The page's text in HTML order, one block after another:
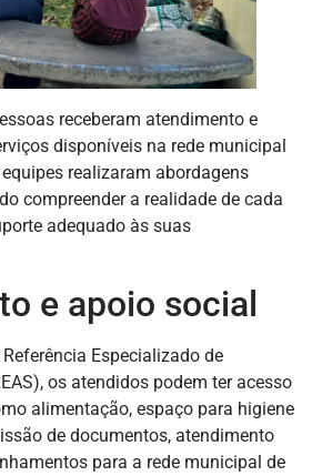
receberam atendimento e
disponíveis na rede municipal
realizaram abordagens
compreender a realidade de cada
adequado às suas
e apoio social
Especializado de
os atendidos podem ter acesso
alimentação, espaço para higiene
de documentos, atendimento
para a rede municipal de